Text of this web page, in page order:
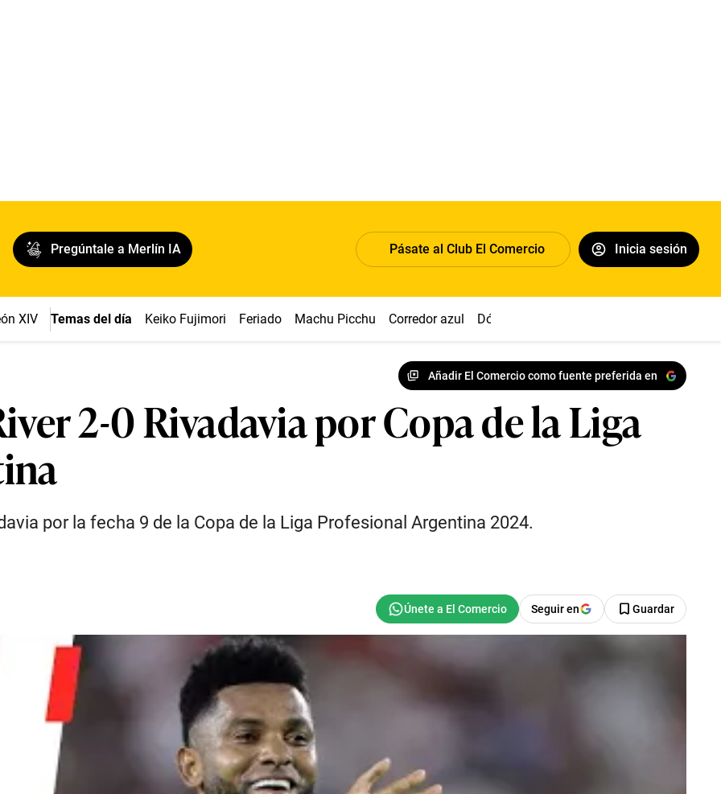
Pregúntale a Merlín IA Pásate al Club El Comercio Inicia sesión
XIV Temas del día Keiko Fujimori Feriado Machu Picchu Corredor azul Dólar
Añadir El Comercio como fuente preferida en
2-0 Rivadavia por Copa de la Liga
por la fecha 9 de la Copa de la Liga Profesional Argentina 2024.
Seguir en Guardar